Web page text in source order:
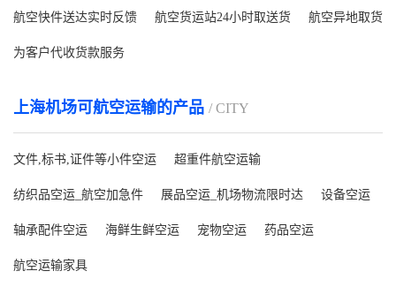
航空快件送达实时反馈 航空货运站24小时取送货 航空异地取货
为客户代收货款服务
上海机场可航空运输的产品 / CITY
文件,标书,证件等小件空运 超重件航空运输
纺织品空运_航空加急件 展品空运_机场物流限时达 设备空运
轴承配件空运 海鲜生鲜空运 宠物空运 药品空运
航空运输家具